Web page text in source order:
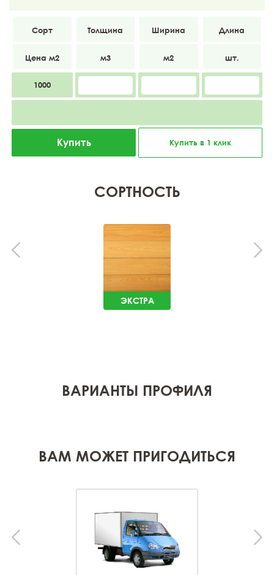
Эконом 20 115 3000
1000
Купить Купить в 1 клик
СОРТНОСТЬ
ЭКСТРА
ВАРИАНТЫ ПРОФИЛЯ
ВАМ МОЖЕТ ПРИГОДИТЬСЯ